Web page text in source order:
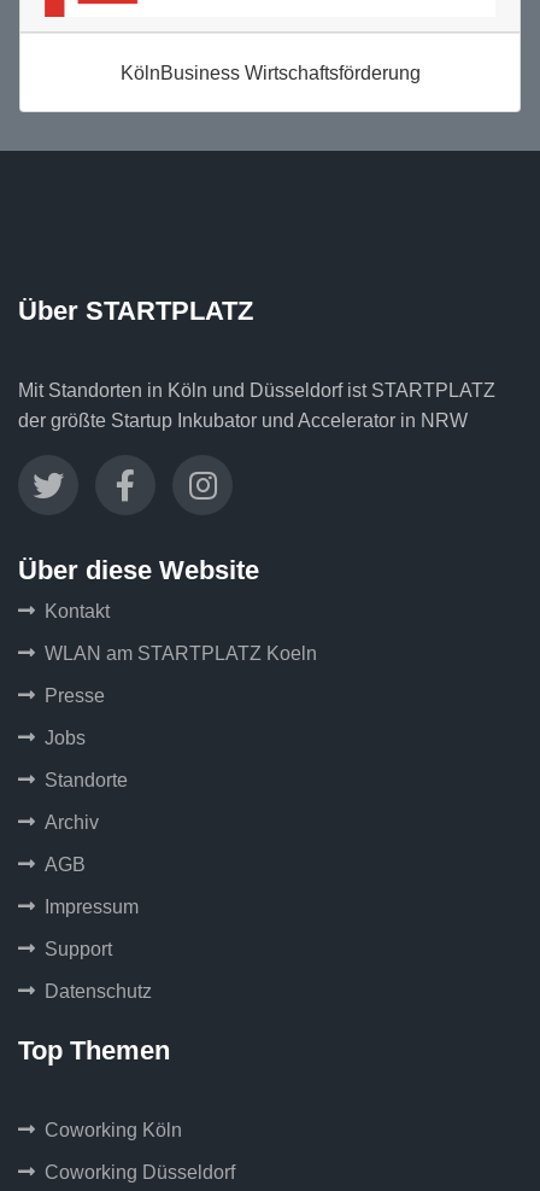
KölnBusiness Wirtschaftsförderung
Über STARTPLATZ
Mit Standorten in Köln und Düsseldorf ist STARTPLATZ
der größte Startup Inkubator und Accelerator in NRW
Über diese Website
Kontakt
WLAN am STARTPLATZ Koeln
Presse
Jobs
Standorte
Archiv
AGB
Impressum
Support
Datenschutz
Top Themen
Coworking Köln
Coworking Düsseldorf